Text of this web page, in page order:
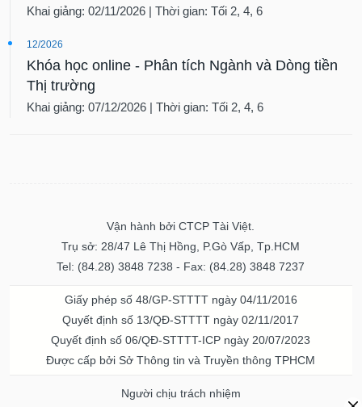
Khai giảng: 02/11/2026 | Thời gian: Tối 2, 4, 6
12/2026
Khóa học online - Phân tích Ngành và Dòng tiền
Thị trường
Khai giảng: 07/12/2026 | Thời gian: Tối 2, 4, 6
Vận hành bởi CTCP Tài Việt.
Trụ sở: 28/47 Lê Thị Hồng, P.Gò Vấp, Tp.HCM
Tel: (84.28) 3848 7238 - Fax: (84.28) 3848 7237
Giấy phép số 48/GP-STTTT ngày 04/11/2016
Quyết định số 13/QĐ-STTTT ngày 02/11/2017
Quyết định số 06/QĐ-STTTT-ICP ngày 20/07/2023
Được cấp bởi Sở Thông tin và Truyền thông TPHCM
Người chịu trách nhiệm